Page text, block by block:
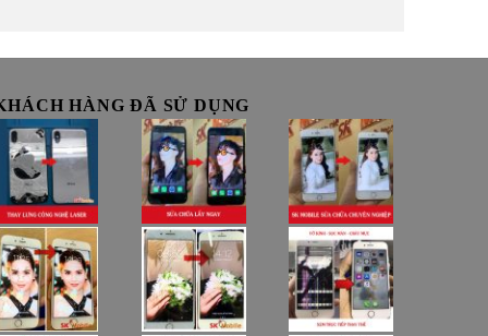
HÀNG ĐÃ SỬ DỤNG